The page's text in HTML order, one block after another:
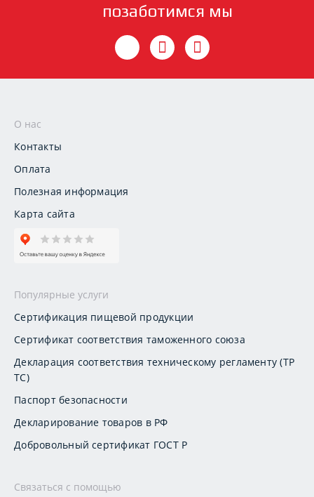
позаботимся мы
О нас
Контакты
Оплата
Полезная информация
Карта сайта
Популярные услуги
Сертификация пищевой продукции
Сертификат соответствия таможенного союза
Декларация соответствия техническому регламенту (ТР
ТС)
Паспорт безопасности
Декларирование товаров в РФ
Добровольный сертификат ГОСТ Р
Связаться с помощью